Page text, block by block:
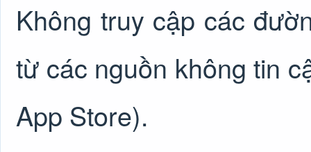
Không truy cập các
từ các nguồn không tin
App Store).